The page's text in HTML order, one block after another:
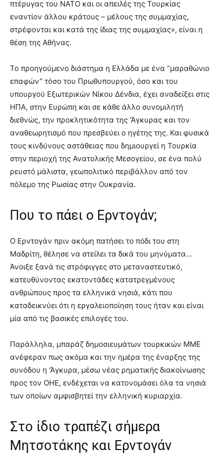
πτέρυγας του ΝΑΤΟ και οι απειλές της Τουρκίας
εναντίον άλλου κράτους – μέλους της συμμαχίας,
στρέφονται και κατά της ίδιας της συμμαχίας», είναι η
θέση της Αθήνας.
Το προηγούμενο διάστημα η Ελλάδα με ένα “μαραθώνιο
επαφών” τόσο του Πρωθυπουργού, όσο και του
υπουργού Εξωτερικών Νίκου Δένδια, έχει αναδείξει στις
ΗΠΑ, στην Ευρώπη και σε κάθε άλλο συνομιλητή
διεθνώς, την προκλητικότητα της ‘Άγκυρας και τον
αναθεωρητισμό που πρεσβεύει ο ηγέτης της. Και φυσικά
τους κινδύνους αστάθειας που δημιουργεί η Τουρκία
στην περιοχή της Ανατολικής Μεσογείου, σε ένα πολύ
ρευστό μάλιστα, γεωπολιτικό περιβάλλον από τον
πόλεμο της Ρωσίας στην Ουκρανία.
Που το πάει ο Ερντογάν;
Ο Ερντογάν πριν ακόμη πατήσει το πόδι του στη
Μαδρίτη, θέλησε να στείλει τα δικά του μηνύματα…
Άνοιξε ξανά τις στρόφιγγες στο μεταναστευτικό,
κατευθύνοντας εκατοντάδες κατατρεγμένους
ανθρώπους προς τα ελληνικά νησιά, κάτι που
καταδεικνύει ότι η εργαλειοποίηση τους ήταν και είναι
μία από τις βασικές επιλογές του.
Παράλληλα, μπαράζ δημοσιευμάτων τουρκικών ΜΜΕ
ανέφεραν πως ακόμα και την ημέρα της έναρξης της
συνόδου η ‘Άγκυρα, μέσω νέας ρηματικής διακοίνωσης
προς τον ΟΗΕ, ενδέχεται να κατονομάσει όλα τα νησιά
των οποίων αμφισβητεί την ελληνική κυριαρχία.
Στο ίδιο τραπέζι σήμερα
Μητσοτάκης και Ερντογάν